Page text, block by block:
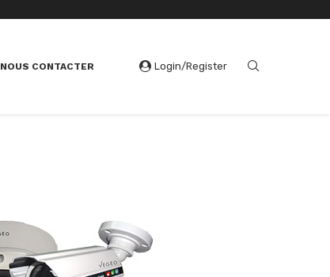
NOUS CONTACTER Login/Register